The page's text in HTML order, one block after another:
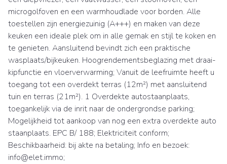
microgolfoven en een warmhoudlade voor borden. Alle
toestellen zijn energiezuinig (A+++) en maken van deze
keuken een ideale plek om in alle gemak en stijl te koken en
te genieten. Aansluitend bevindt zich een praktische
wasplaats/bijkeuken. Hoogrendementsbeglazing met draai-
kipfunctie en vloerverwarming; Vanuit de leefruimte heeft u
toegang tot een overdekt terras (12m²) met aansluitend
tuin en terras (21m²). 1 Overdekte autostaanplaats,
toegankelijk via de inrit naar de ondergrondse parking;
Mogelijkheid tot aankoop van nog een extra overdekte auto
staanplaats. EPC B/ 188; Elektriciteit conform;
Beschikbaarheid: bij akte na betaling; Info en bezoek:
info@elet.immo;